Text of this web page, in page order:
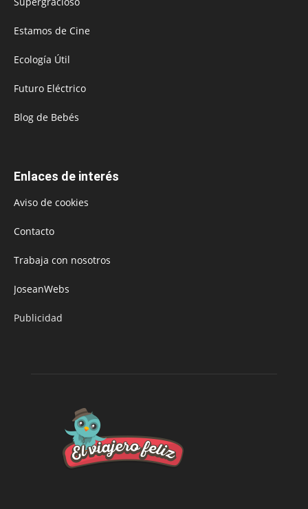
Estamos de Cine
Ecología Útil
Futuro Eléctrico
Blog de Bebés
Enlaces de interés
Aviso de cookies
Contacto
Trabaja con nosotros
JoseanWebs
Publicidad